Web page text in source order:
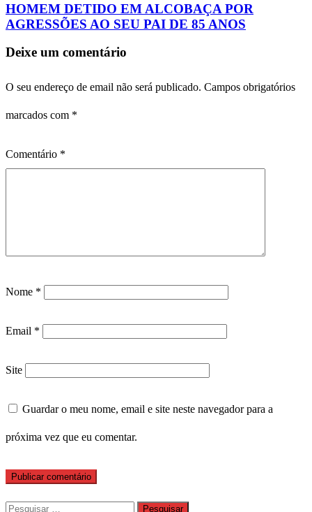
HOMEM DETIDO EM ALCOBAÇA POR
AGRESSÕES AO SEU PAI DE 85 ANOS
Deixe um comentário
O seu endereço de email não será publicado. Campos obrigatórios
marcados com *
Comentário *
Nome *
Email *
Site
Guardar o meu nome, email e site neste navegador para a
próxima vez que eu comentar.
Pesquisar